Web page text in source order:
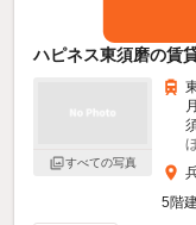
ハピネス東須磨の賃
すべての写真
5階